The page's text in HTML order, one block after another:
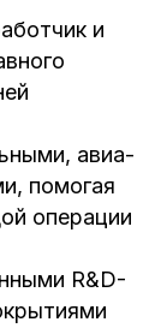
и
авиа-
помогая
операции
R&D-